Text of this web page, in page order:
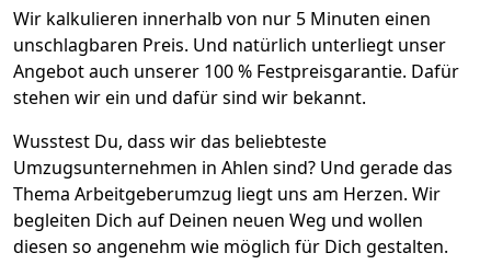
Wir kalkulieren innerhalb von nur 5 Minuten einen
unschlagbaren Preis. Und natürlich unterliegt unser
Angebot auch unserer 100 % Festpreisgarantie. Dafür
stehen wir ein und dafür sind wir bekannt.
Wusstest Du, dass wir das beliebteste
Umzugsunternehmen in Ahlen sind? Und gerade das
Thema Arbeitgeberumzug liegt uns am Herzen. Wir
begleiten Dich auf Deinen neuen Weg und wollen
diesen so angenehm wie möglich für Dich gestalten.